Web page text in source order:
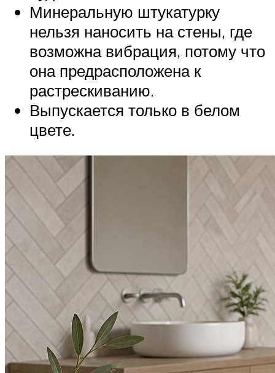
Минеральную штукатурку
нельзя наносить на стены, где
возможна вибрация, потому что
она предрасположена к
растрескиванию.
Выпускается только в белом
цвете.